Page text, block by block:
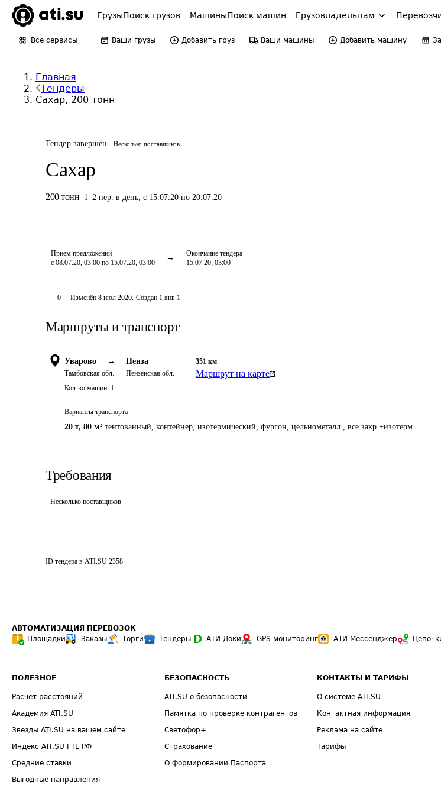
ГрузыПоиск грузов МашиныПоиск машин Грузовладельцам
Все сервисы Ваши грузы Добавить груз Ваши машины Добавить машину
Главная
Тендеры
Сахар, 200 тонн
Тендер завершён Несколько поставщиков
Сахар
200 тонн 1–2 пер. в день, с 15.07.20 по 20.07.20
Приём предложений
с 08.07.20, 03:00 по 15.07.20, 03:00
Окончание тендера
15.07.20, 03:00
0 Изменён 8 июл 2020. Создан 1 янв 1
Маршруты и транспорт
Уварово →
Тамбовская обл.
Пенза
Пензенская обл.
351 км
Маршрут на карте
Кол-во машин: 1
Варианты транспорта
20 т, 80 м³ тентованный, контейнер, изотермический, фургон, цельнометалл., все закр.+изотерм
Требования
Несколько поставщиков
ID тендера в ATI.SU 2358
АВТОМАТИЗАЦИЯ ПЕРЕВОЗОК
Площадки
Заказы Торги Тендеры АТИ-Доки GPS-мониторинг АТИ Мессенджер
ПОЛЕЗНОЕ
Расчет расстояний
Академия ATI.SU
Звезды ATI.SU на вашем сайте
Индекс ATI.SU FTL РФ
Средние ставки
Выгодные направления
БЕЗОПАСНОСТЬ
ATI.SU о безопасности
Памятка по проверке контрагентов
Светофор+
Страхование
О формировании Паспорта
КОНТАКТЫ И ТАРИФЫ
О системе ATI.SU
Контактная информация
Реклама на сайте
Тарифы